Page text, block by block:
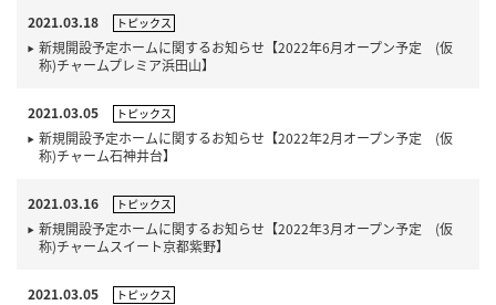
2021.03.18 トピックス
新規開設予定ホームに関するお知らせ【2022年6月オープン予定 (仮
称)チャームプレミア浜田山】
2021.03.05 トピックス
新規開設予定ホームに関するお知らせ【2022年2月オープン予定 (仮
称)チャーム石神井台】
2021.03.16 トピックス
新規開設予定ホームに関するお知らせ【2022年3月オープン予定 (仮
称)チャームスイート京都紫野】
2021.03.05 トピックス